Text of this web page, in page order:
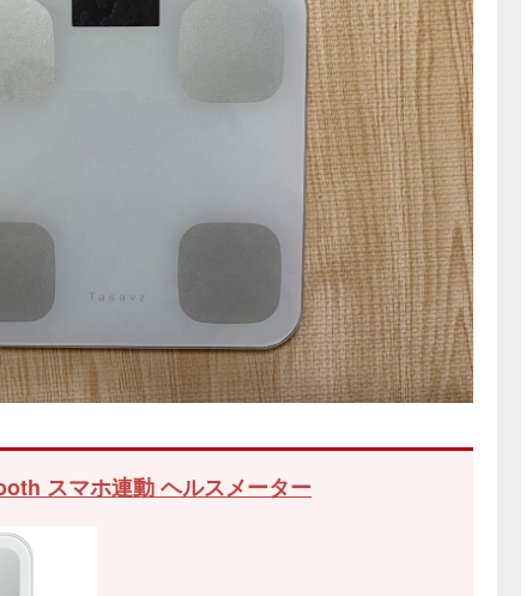
スマホ連動 ヘルスメーター